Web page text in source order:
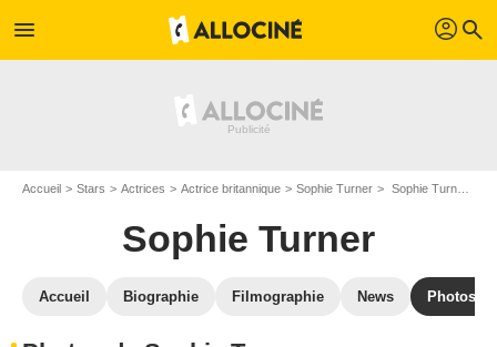
menu profil search
Accueil Stars Actrices Actrice britannique Sophie Turner Sophie Turner : Photos de ses films et séries
Sophie Turner
Accueil Biographie Filmographie News Photos